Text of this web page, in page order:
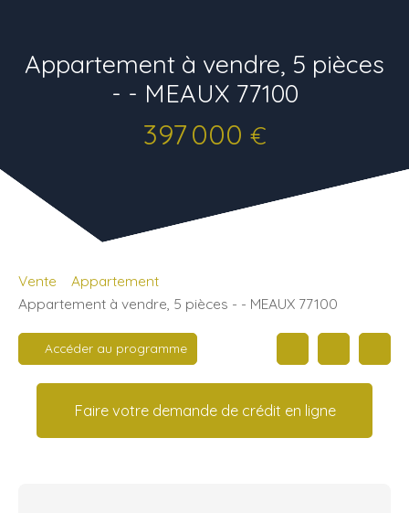
Appartement à vendre, 5 pièces
- - MEAUX 77100
397 000 €
Vente
Appartement
Appartement à vendre, 5 pièces - - MEAUX 77100
Accéder au programme
Faire votre demande de crédit en ligne